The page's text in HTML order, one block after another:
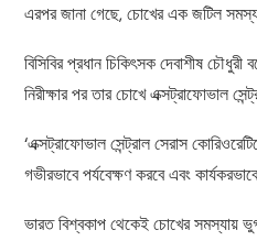
এরপর জানা গেছে, চোখের এক জটিল
বিসিবির প্রধান চিকিৎসক দেবাশীষ
নিরীক্ষার পর তার চোখে এক্সট্রাফোভাল
‘এক্সট্রাফোভাল সেন্ট্রাল সেরাস
গভীরভাবে পর্যবেক্ষণ করবে এবং
ভারত বিশ্বকাপ থেকেই চোখের সমস্যায়